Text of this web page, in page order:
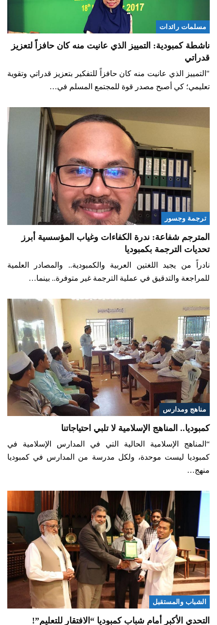
مسلمات رائدات
ناشطة كمبودية: التمييز الذي عانيت منه كان حافزاً لتعزيز
قدراتي
"التمييز الذي عانيت منه كان حافزاً للتفكير بتعزيز قدراتي وتقوية
تعليمي؛ كي أصبح مصدر قوة للمجتمع المسلم في…
ترجمة وجسور
المترجم شفاعة: ندرة الكفاءات وغياب المؤسسية أبرز
تحديات الترجمة بكمبوديا
نادراً من يجيد اللغتين العربية والكمبودية.. والمصادر العلمية
للمراجعة والتدقيق في عملية الترجمة غير متوفرة.. بينما…
مناهج ومدارس
كمبوديا.. المناهج الإسلامية لا تلبي احتياجاتنا
“المناهج الإسلامية الحالية التي في المدارس الإسلامية في
كمبوديا ليست موحدة، ولكل مدرسة من المدارس في كمبوديا
منهج…
الشباب والمستقبل
التحدي الأكبر أمام شباب كمبوديا “الافتقار للتعليم”!